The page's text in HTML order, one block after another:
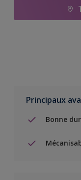
Principaux
Bonne